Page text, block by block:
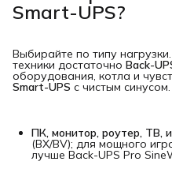
Smart-UPS?
Выбирайте по типу
техники достаточно Back-
оборудования, котла и
Smart-UPS с чистым синусом.
ПК, монитор, роутер, ТВ,
(BX/BV); для мощного
лучше Back-UPS Pro